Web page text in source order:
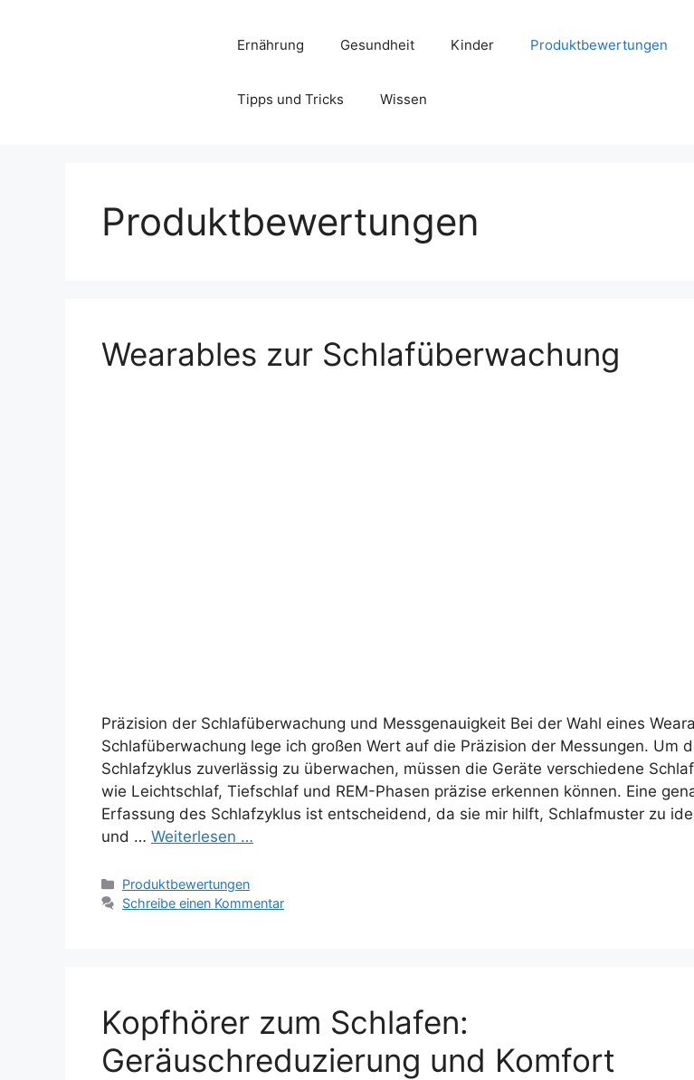
Ernährung Gesundheit Kinder Produktbewertungen
Tipps und Tricks Wissen
Produktbewertungen
Wearables zur Schlafüberwachung
Präzision der Schlafüberwachung und Messgenauigkeit Bei der Wahl eines
Schlafüberwachung lege ich großen Wert auf die Präzision der Messungen. Um
Schlafzyklus zuverlässig zu überwachen, müssen die Geräte verschiedene
wie Leichtschlaf, Tiefschlaf und REM-Phasen präzise erkennen können. Eine
Erfassung des Schlafzyklus ist entscheidend, da sie mir hilft, Schlafmuster zu
und … Weiterlesen …
Kategorien
Produktbewertungen
Schreibe einen Kommentar
Kopfhörer zum Schlafen:
Geräuschreduzierung und Komfort